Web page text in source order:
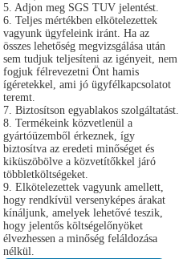
5. Adjon meg SGS TUV jelentést.
6. Teljes mértékben elkötelezettek
vagyunk ügyfeleink iránt. Ha az
összes lehetőség megvizsgálása után
sem tudjuk teljesíteni az igényeit, nem
fogjuk félrevezetni Önt hamis
ígéretekkel, ami jó ügyfélkapcsolatot
teremt.
7. Biztosítson egyablakos szolgáltatást.
8. Termékeink közvetlenül a
gyártóüzemből érkeznek, így
biztosítva az eredeti minőséget és
kiküszöbölve a közvetítőkkel járó
többletköltségeket.
9. Elkötelezettek vagyunk amellett,
hogy rendkívül versenyképes árakat
kínáljunk, amelyek lehetővé teszik,
hogy jelentős költségelőnyöket
élvezhessen a minőség feláldozása
nélkül.